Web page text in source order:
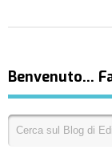
Benvenuto…